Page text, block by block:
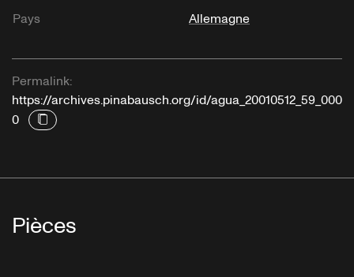
Pays
Allemagne
Permalink:
https://archives.pinabausch.org/id/agua_20010512_59_000
0
Pièces